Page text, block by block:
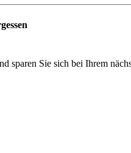
sparen Sie sich bei Ihrem